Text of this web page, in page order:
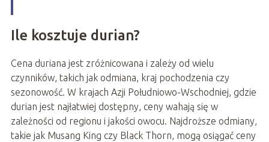
Ile kosztuje durian?
Cena duriana jest zróżnicowana i zależy od wielu
czynników, takich jak odmiana, kraj pochodzenia czy
sezonowość. W krajach Azji Południowo-Wschodniej, gdzie
durian jest najłatwiej dostępny, ceny wahają się w
zależności od regionu i jakości owocu. Najdroższe odmiany,
takie jak Musang King czy Black Thorn, mogą osiągać ceny